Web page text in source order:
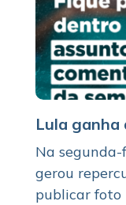
Lula
Na
gerou
publicar foto